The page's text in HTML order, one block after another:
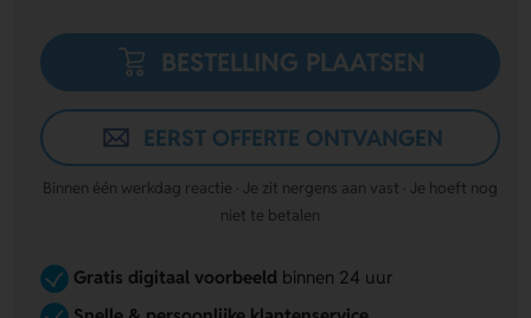
BESTELLING PLAATSEN
EERST OFFERTE ONTVANGEN
Binnen één werkdag reactie · Je zit nergens aan vast · Je hoeft nog
niet te betalen
Gratis digitaal voorbeeld binnen 24 uur